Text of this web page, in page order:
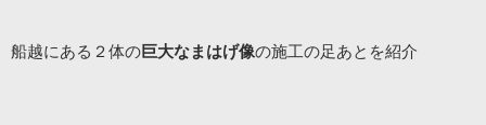
船越にある２体の巨大なまはげ像の施工の足あとを紹介